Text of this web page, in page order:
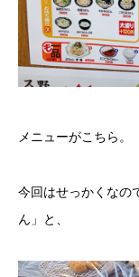
メニューがこちら。
今回はせっかくなの
ん」と、